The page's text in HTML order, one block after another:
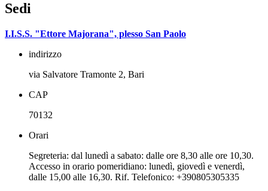
Sedi
I.I.S.S. "Ettore Majorana", plesso San Paolo
indirizzo
via Salvatore Tramonte 2, Bari
CAP
70132
Orari
Segreteria: dal lunedì a sabato: dalle ore 8,30 alle ore 10,30.
Accesso in orario pomeridiano: lunedì, giovedì e venerdì,
dalle 15,00 alle 16,30. Rif. Telefonico: +390805305335